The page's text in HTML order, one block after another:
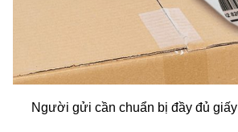
Người gửi cần chuẩn bị đầy đủ